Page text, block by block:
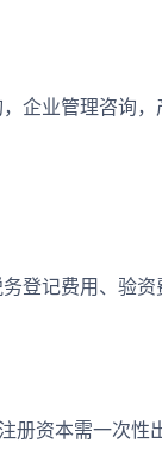
业管理咨询，
登记费用、验资
资本需一次性出